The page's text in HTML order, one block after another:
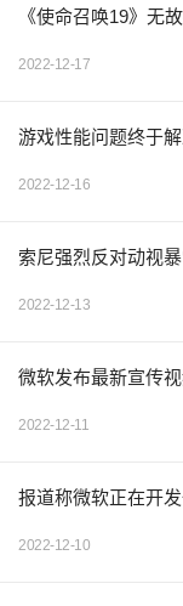
《使命召唤19》无
2022-12-17
游戏性能问题终于
2022-12-16
索尼强烈反对动视
2022-12-13
微软发布最新宣传
2022-12-11
报道称微软正在开
2022-12-10